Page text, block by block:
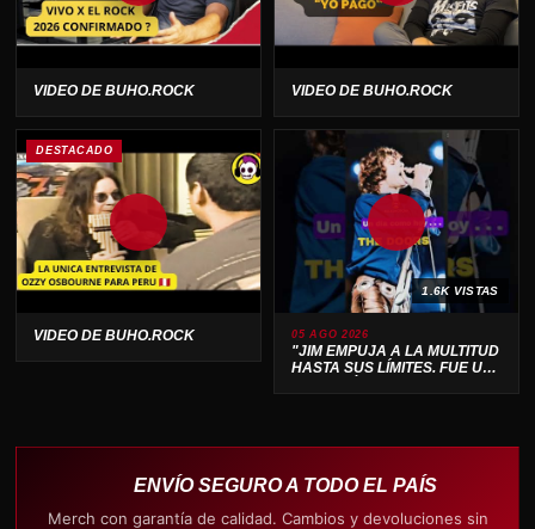
VIDEO DE BUHO.ROCK VIDEO DE BUHO.ROCK
DESTACADO
VIDEO DE BUHO.ROCK
1.6K VISTAS
05 AGO 2026
"JIM EMPUJA A LA MULTITUD
HASTA SUS LÍMITES. FUE UN
ENVÍO SEGURO A TODO EL PAÍS
Merch con garantía de calidad. Cambios y devoluciones sin